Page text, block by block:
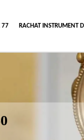
77 RACHAT INSTRUMENT